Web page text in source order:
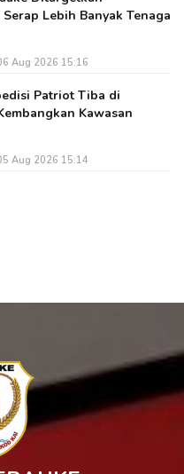
Lebih Banyak Tenaga
Aug 2026 15:16
Patriot Tiba di
Kawasan
Aug 2026 15:14